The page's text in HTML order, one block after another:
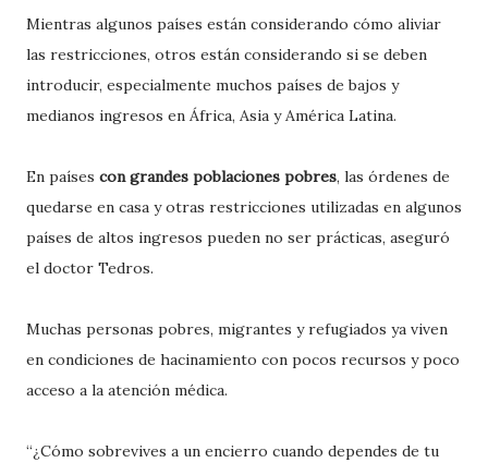
Mientras algunos países están considerando cómo aliviar
las restricciones, otros están considerando si se deben
introducir, especialmente muchos países de bajos y
medianos ingresos en África, Asia y América Latina.
En países con grandes poblaciones pobres, las órdenes de
quedarse en casa y otras restricciones utilizadas en algunos
países de altos ingresos pueden no ser prácticas, aseguró
el doctor Tedros.
Muchas personas pobres, migrantes y refugiados ya viven
en condiciones de hacinamiento con pocos recursos y poco
acceso a la atención médica.
“¿Cómo sobrevives a un encierro cuando dependes de tu